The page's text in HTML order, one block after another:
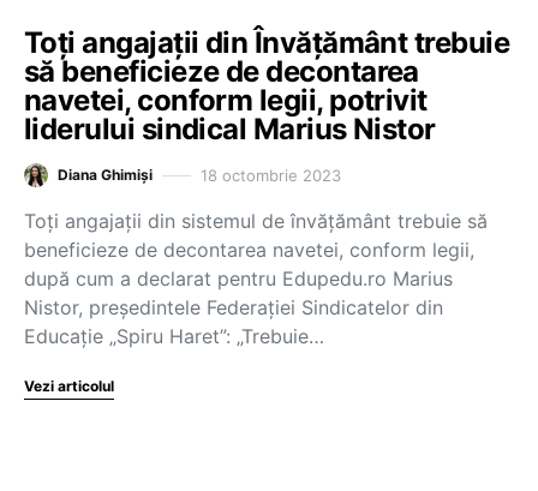
Toți angajații din Învățământ trebuie
să beneficieze de decontarea
navetei, conform legii, potrivit
liderului sindical Marius Nistor
Diana Ghimiși 18 octombrie 2023
Toți angajații din sistemul de învățământ trebuie să
beneficieze de decontarea navetei, conform legii,
după cum a declarat pentru Edupedu.ro Marius
Nistor, președintele Federației Sindicatelor din
Educație „Spiru Haret”: „Trebuie…
Vezi articolul